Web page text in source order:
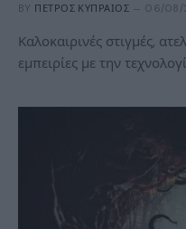
BY ΠΈΤΡΟΣ ΚΥΠΡΑΊΟΣ 06/08/
Καλοκαιρινές στιγμές,
εμπειρίες με την